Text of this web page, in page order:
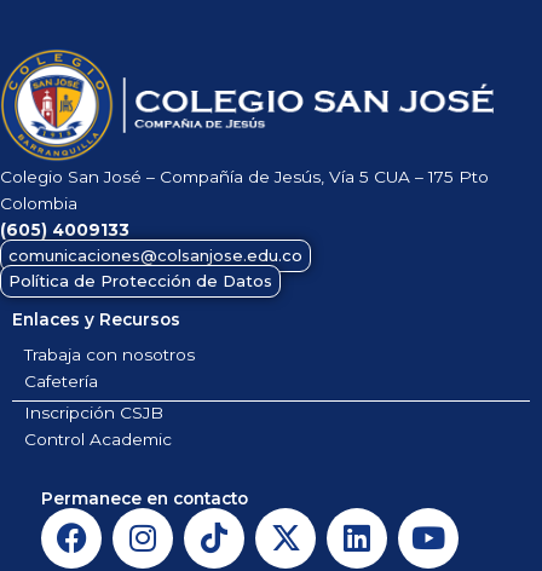
Colegio San José – Compañía de Jesús, Vía 5 CUA – 175 Pto
Colombia
(605) 4009133
comunicaciones@colsanjose.edu.co
Política de Protección de Datos
Enlaces y Recursos
Trabaja con nosotros
Cafetería
Inscripción CSJB
Control Academic
Permanece en contacto
F
a
I
n
T
i
X
-
L
i
Y
o